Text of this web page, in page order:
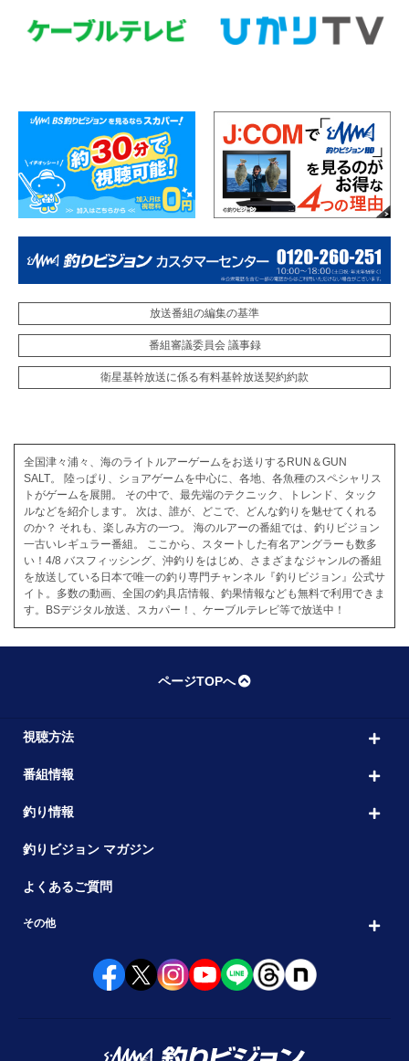
放送番組の編集の基準
番組審議委員会 議事録
衛星基幹放送に係る有料基幹放送契約約款
全国津々浦々、海のライトルアーゲームをお送りするRUN＆GUN
SALT。 陸っぱり、ショアゲームを中心に、各地、各魚種のスペシャリス
トがゲームを展開。 その中で、最先端のテクニック、トレンド、タック
ルなどを紹介します。 次は、誰が、どこで、どんな釣りを魅せてくれる
のか？ それも、楽しみ方の一つ。 海のルアーの番組では、釣りビジョン
一古いレギュラー番組。 ここから、スタートした有名アングラーも数多
い！4/8 バスフィッシング、沖釣りをはじめ、さまざまなジャンルの番組
を放送している日本で唯一の釣り専門チャンネル『釣りビジョン』公式サ
イト。多数の動画、全国の釣具店情報、釣果情報なども無料で利用できま
す。BSデジタル放送、スカパー！、ケーブルテレビ等で放送中！
ページTOPへ
視聴方法
番組情報
釣り情報
釣りビジョン マガジン
よくあるご質問
その他